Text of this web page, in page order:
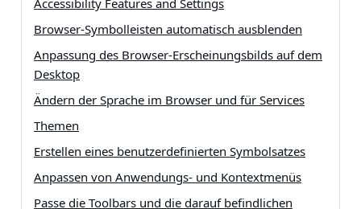
Accessibility Features and Settings
Browser-Symbolleisten automatisch ausblenden
Anpassung des Browser-Erscheinungsbilds auf dem
Desktop
Ändern der Sprache im Browser und für Services
Themen
Erstellen eines benutzerdefinierten Symbolsatzes
Anpassen von Anwendungs- und Kontextmenüs
Passe die Toolbars und die darauf befindlichen